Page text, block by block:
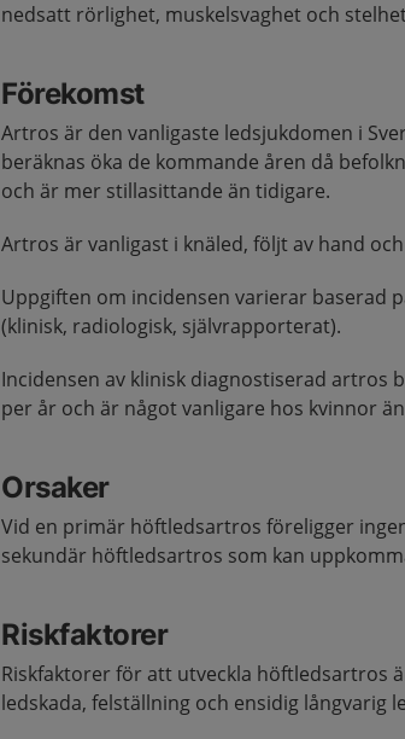
nedsatt rörlighet, muskelsvaghet och
Förekomst
Artros är den vanligaste ledsjukdomen i
beräknas öka de kommande åren då
och är mer stillasittande än tidigare.
Artros är vanligast i knäled, följt av hand
Uppgiften om incidensen varierar baserad
(klinisk, radiologisk, självrapporterat).
Incidensen av klinisk diagnostiserad artros
per år och är något vanligare hos kvinnor
Orsaker
Vid en primär höftledsartros föreligger
sekundär höftledsartros som kan
Riskfaktorer
Riskfaktorer för att utveckla höftledsartros
ledskada, felställning och ensidig långvarig